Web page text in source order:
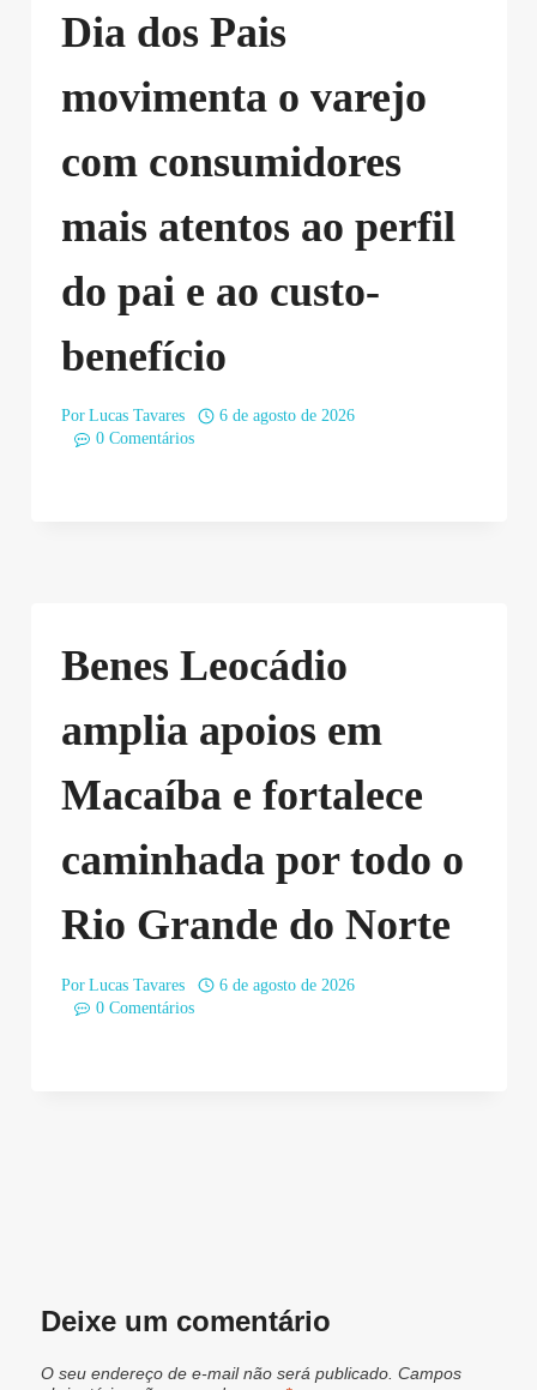
Dia dos Pais
movimenta o varejo
com consumidores
mais atentos ao perfil
do pai e ao custo-
benefício
Por Lucas Tavares
6 de agosto de 2026
0 Comentários
Benes Leocádio
amplia apoios em
Macaíba e fortalece
caminhada por todo o
Rio Grande do Norte
Por Lucas Tavares
6 de agosto de 2026
0 Comentários
Deixe um comentário
O seu endereço de e-mail não será publicado. Campos